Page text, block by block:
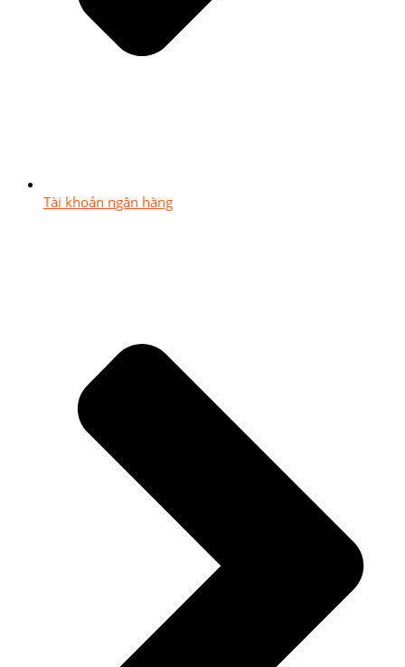
Tài khoản ngân hàng